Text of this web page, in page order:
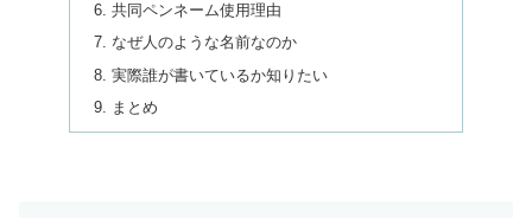
共同ペンネーム使用理由
なぜ人のような名前なのか
実際誰が書いているか知りたい
まとめ